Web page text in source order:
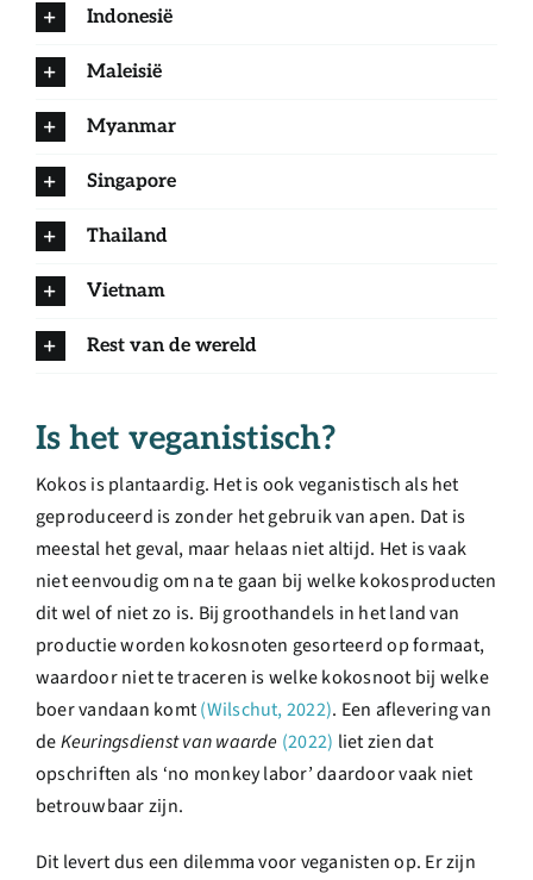
Indonesië
Maleisië
Myanmar
Singapore
Thailand
Vietnam
Rest van de wereld
Is het veganistisch?
Kokos is plantaardig. Het is ook veganistisch als het
geproduceerd is zonder het gebruik van apen. Dat is
meestal het geval, maar helaas niet altijd. Het is vaak
niet eenvoudig om na te gaan bij welke kokosproducten
dit wel of niet zo is. Bij groothandels in het land van
productie worden kokosnoten gesorteerd op formaat,
waardoor niet te traceren is welke kokosnoot bij welke
boer vandaan komt(Wilschut, 2022). Een aflevering van
deKeuringsdienst van waarde (2022) liet zien dat
opschriften als ‘no monkey labor’ daardoor vaak niet
betrouwbaar zijn.
Dit levert dus een dilemma voor veganisten op. Er zijn